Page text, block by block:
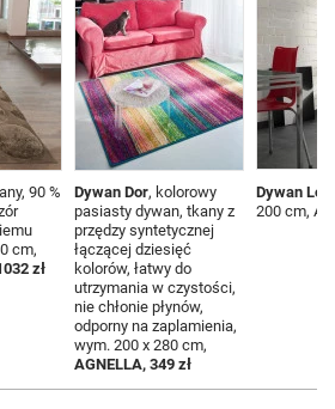
90 %
cm,
zł
Dywan Dor, kolorowy
pasiasty dywan, tkany z
przędzy syntetycznej
łączącej dziesięć
kolorów, łatwy do
utrzymania w czystości,
nie chłonie płynów,
odporny na zaplamienia,
wym. 200 x 280 cm,
AGNELLA, 349 zł
Dywan
200 cm,